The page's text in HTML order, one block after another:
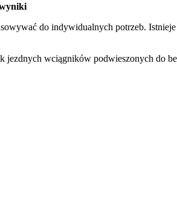
do indywidualnych potrzeb.
jezdnych wciągników podwieszonych do